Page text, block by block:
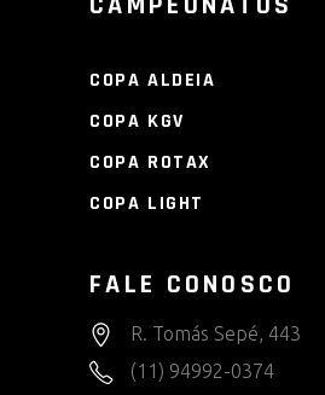
COPA ALDEIA
COPA KGV
COPA ROTAX
COPA LIGHT
FALE CONOSCO
R. Tomás Sepé, 443
(11) 94992-0374